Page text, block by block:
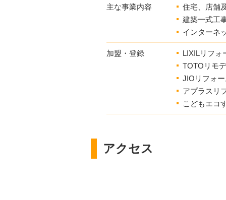
主な事業内容
住宅、店舗
建築一式工
インターネ
加盟・登録
LIXILリフォ
TOTOリモ
JIOリフォ
アプラスリ
こどもエコ
アクセス